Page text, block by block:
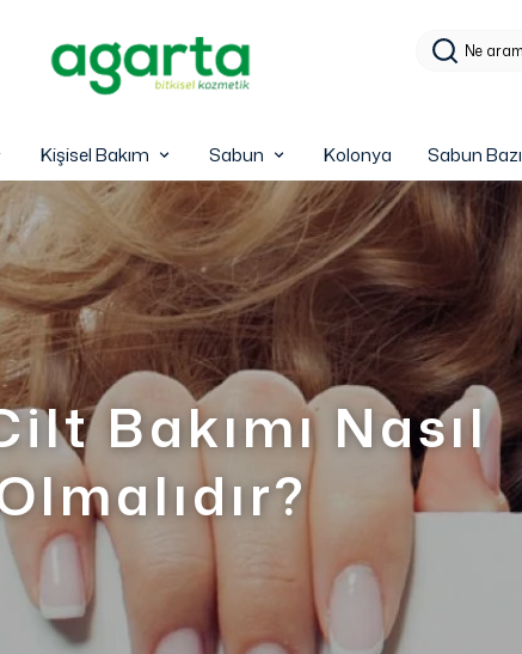
Kişisel Bakım Sabun Kolonya Sabun Bazı
Bakımı Nasıl